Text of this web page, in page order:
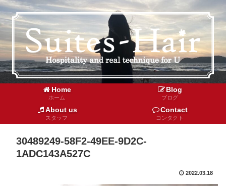
Home
ホーム
Blog
ブログ
About us
スタッフ
Contact
コンタクト
30489249-58F2-49EE-9D2C-
1ADC143A527C
2022.03.18